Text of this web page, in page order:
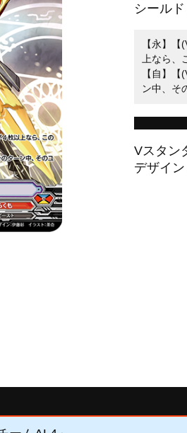
シール
【永】
上なら、
【自】
ン中、そ
Vスタン
デザイ